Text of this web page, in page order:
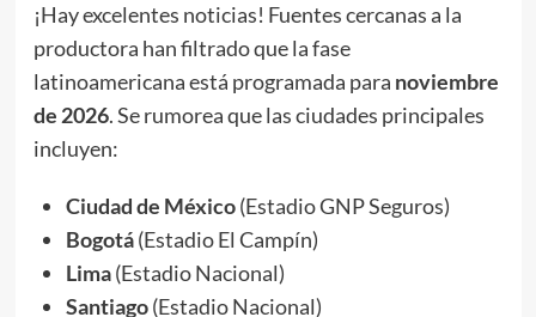
¡Hay excelentes noticias! Fuentes cercanas a la
productora han filtrado que la fase
latinoamericana está programada para noviembre
de 2026. Se rumorea que las ciudades principales
incluyen:
Ciudad de México(Estadio GNP Seguros)
Bogotá(Estadio El Campín)
Lima(Estadio Nacional)
Santiago(Estadio Nacional)